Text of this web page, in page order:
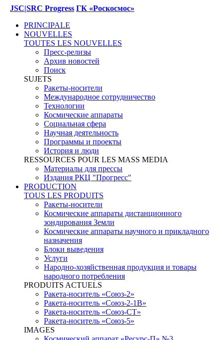
JSC|SRC Progress ГК «Роскосмос»
PRINCIPALE
NOUVELLES
TOUTES LES NOUVELLES
Пресс-релизы
Архив новостей
Поиск
SUJETS
Ракеты-носители
Международное сотрудничество
Технологии
Космические аппараты
Социальная сфера
Научная деятельность
Программы и проекты
История и люди
RESSOURCES POUR LES MASS MEDIA
Материалы для прессы
Издания РКЦ "Прогресс"
PRODUCTION
TOUS LES PRODUITS
Ракеты-носители
Космические аппараты дистанционного
зондирования Земли
Космические аппараты научного и прикладного
назначения
Блоки выведения
Услуги
Народно-хозяйственная продукция и товары
народного потребления
PRODUITS ACTUELS
Ракета-носитель «Союз-2»
Ракета-носитель «Союз-2-1В»
Ракета-носитель «Союз-СТ»
Ракета-носитель «Союз-5»
IMAGES